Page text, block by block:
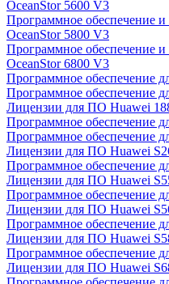
OceanStor 5600 V3
Программное обеспечение
OceanStor 5800 V3
Программное обеспечение
OceanStor 6800 V3
Программное обеспечение
Программное обеспечение
Лицензии для ПО Huawei
Программное обеспечение
Программное обеспечение
Лицензии для ПО Huawei
Программное обеспечение
Лицензии для ПО Huawei
Программное обеспечение
Лицензии для ПО Huawei
Программное обеспечение
Лицензии для ПО Huawei
Программное обеспечение
Лицензии для ПО Huawei